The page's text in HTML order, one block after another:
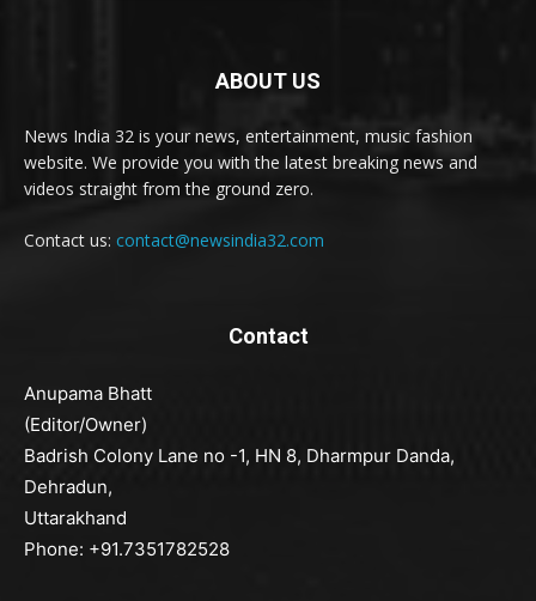
ABOUT US
News India 32 is your news, entertainment, music fashion
website. We provide you with the latest breaking news and
videos straight from the ground zero.
Contact us: contact@newsindia32.com
Contact
Anupama Bhatt
(Editor/Owner)
Badrish Colony Lane no -1, HN 8, Dharmpur Danda,
Dehradun,
Uttarakhand
Phone: +91.7351782528